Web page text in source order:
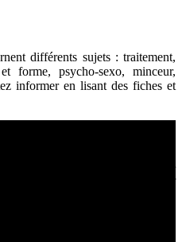
différents sujets : traitement,
forme, psycho-sexo, minceur,
informer en lisant des fiches et